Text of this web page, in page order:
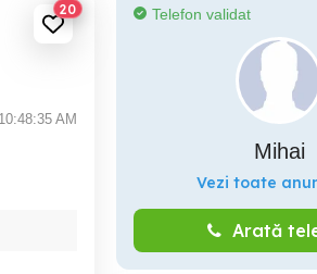
20
AM
Telefon validat
Mihai
Vezi toate
Arată